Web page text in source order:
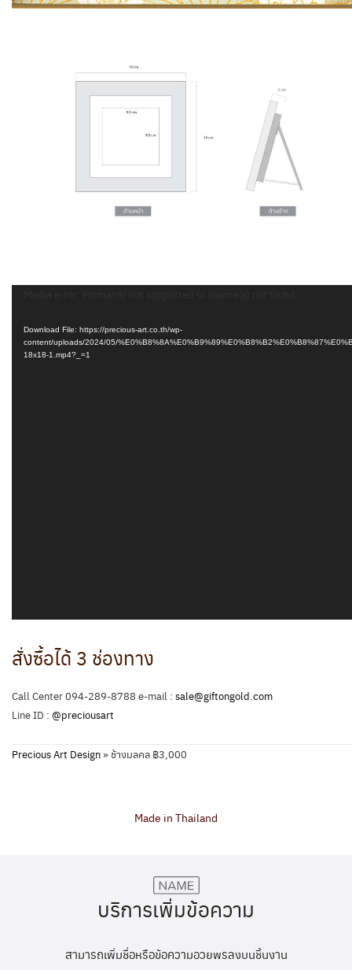
Download File: https://precious-art.co.th/wp-
content/uploads/2024/05/
18x18-1.mp4?_=1
สั่งซื้อได้ 3 ช่องทาง
Call Center 094-289-8788 e-mail : sale@giftongold.com
Line ID : @preciousart
Precious Art Design»ช้างมลคล ฿3,000
Made in Thailand
บริการเพิ่มข้อความ
สามารถเพิ่มชื่อหรือข้อความอวยพรลงบนชิ้นงาน